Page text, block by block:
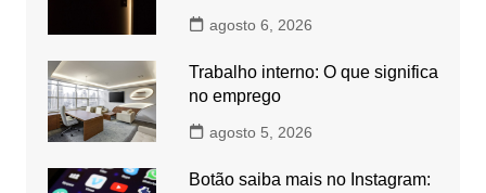
agosto 6, 2026
Trabalho interno: O que significa
no emprego
agosto 5, 2026
Botão saiba mais no Instagram: